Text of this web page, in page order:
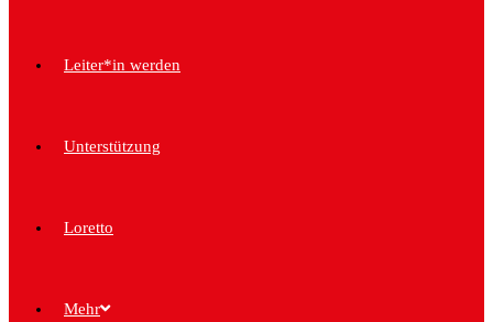
Leiter*in werden
Unterstützung
Loretto
Mehr